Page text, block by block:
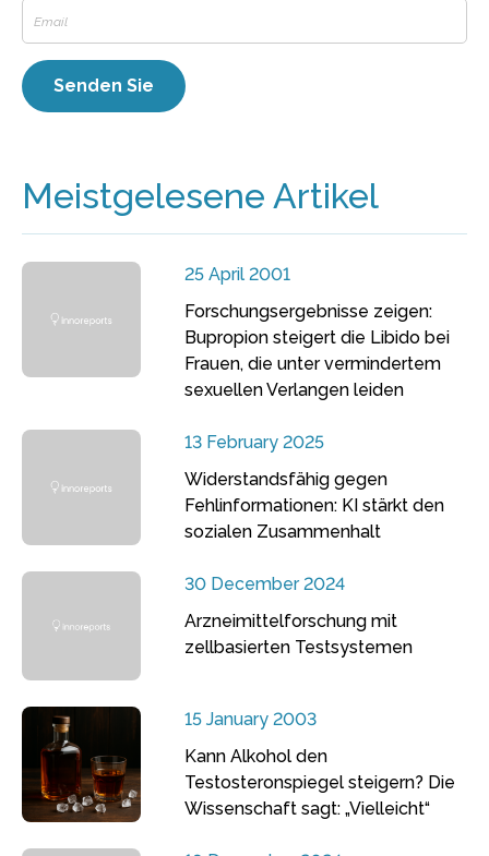
Meistgelesene Artikel
25 April 2001
Forschungsergebnisse zeigen:
Bupropion steigert die Libido bei
Frauen, die unter vermindertem
sexuellen Verlangen leiden
13 February 2025
Widerstandsfähig gegen
Fehlinformationen: KI stärkt den
sozialen Zusammenhalt
30 December 2024
Arzneimittelforschung mit
zellbasierten Testsystemen
15 January 2003
Kann Alkohol den
Testosteronspiegel steigern? Die
Wissenschaft sagt: „Vielleicht“